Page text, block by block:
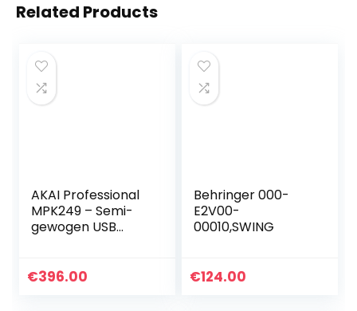
Related Products
AKAI Professional
MPK249 – Semi-
gewogen USB
oller met 49-
€396.00
Behringer 000-
E2V00-
00010,SWING
€124.00